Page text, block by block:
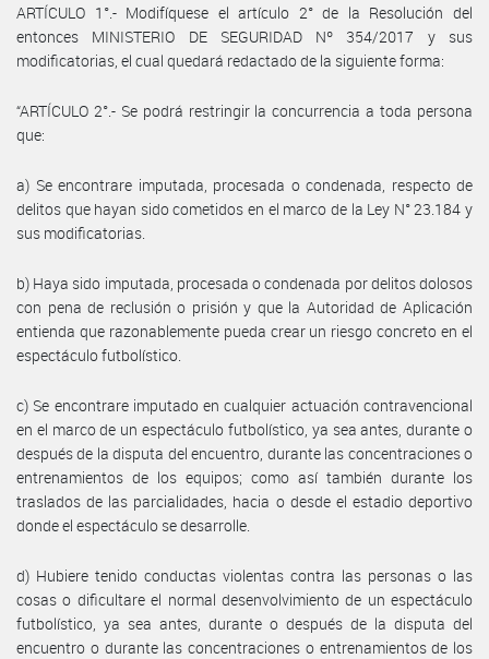
ARTÍCULO 1°.- Modifíquese el artículo 2° de la Resolución del
entonces MINISTERIO DE SEGURIDAD Nº 354/2017 y sus
modificatorias, el cual quedará redactado de la siguiente forma:
“ARTÍCULO 2°.- Se podrá restringir la concurrencia a toda persona
que:
a) Se encontrare imputada, procesada o condenada, respecto de
delitos que hayan sido cometidos en el marco de la Ley N° 23.184 y
sus modificatorias.
b) Haya sido imputada, procesada o condenada por delitos dolosos
con pena de reclusión o prisión y que la Autoridad de Aplicación
entienda que razonablemente pueda crear un riesgo concreto en el
espectáculo futbolístico.
c) Se encontrare imputado en cualquier actuación contravencional
en el marco de un espectáculo futbolístico, ya sea antes, durante o
después de la disputa del encuentro, durante las concentraciones o
entrenamientos de los equipos; como así también durante los
traslados de las parcialidades, hacia o desde el estadio deportivo
donde el espectáculo se desarrolle.
d) Hubiere tenido conductas violentas contra las personas o las
cosas o dificultare el normal desenvolvimiento de un espectáculo
futbolístico, ya sea antes, durante o después de la disputa del
encuentro o durante las concentraciones o entrenamientos de los